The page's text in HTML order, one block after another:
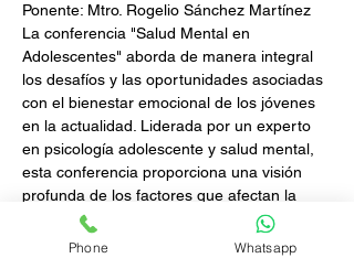
Ponente: Mtro. Rogelio Sánchez Martínez
La conferencia "Salud Mental en
Adolescentes" aborda de manera integral
los desafíos y las oportunidades asociadas
con el bienestar emocional de los jóvenes
en la actualidad. Liderada por un experto
en psicología adolescente y salud mental,
esta conferencia proporciona una visión
profunda de los factores que afectan la
salud mental de los adolescentes y
propone enfoques efectivos para abordar
Phone Whatsapp